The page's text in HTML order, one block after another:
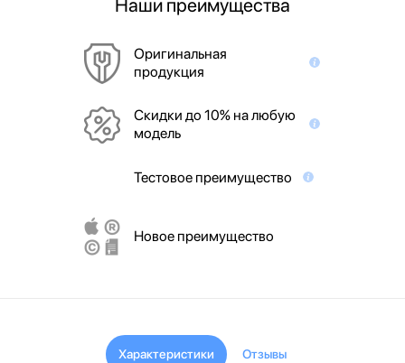
Наши преимущества
Оригинальная
продукция
Скидки до 10% на любую
модель
Тестовое преимущество
Новое преимущество
Характеристики Отзывы